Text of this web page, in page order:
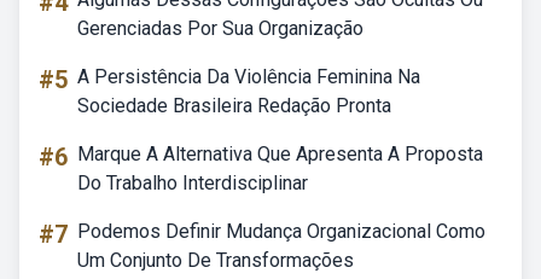
Gerenciadas Por Sua Organização
#5 A Persistência Da Violência Feminina Na
Sociedade Brasileira Redação Pronta
#6 Marque A Alternativa Que Apresenta A Proposta
Do Trabalho Interdisciplinar
#7 Podemos Definir Mudança Organizacional Como
Um Conjunto De Transformações